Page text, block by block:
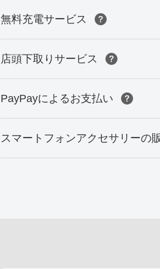
無料充電サービス
店頭下取りサービス
PayPayによるお支払い
スマートフォンアクセサリーの